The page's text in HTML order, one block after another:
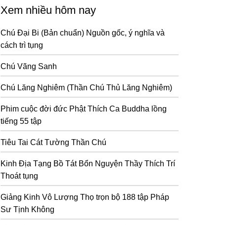
Xem nhiều hôm nay
Chú Đại Bi (Bản chuẩn) Nguồn gốc, ý nghĩa và
cách trì tụng
Chú Vãng Sanh
Chú Lăng Nghiêm (Thần Chú Thủ Lăng Nghiêm)
Phim cuộc đời đức Phật Thích Ca Buddha lồng
tiếng 55 tập
Tiêu Tai Cát Tường Thần Chú
Kinh Địa Tạng Bồ Tát Bổn Nguyện Thầy Thích Trí
Thoát tụng
Giảng Kinh Vô Lượng Thọ trọn bộ 188 tập Pháp
Sư Tịnh Không